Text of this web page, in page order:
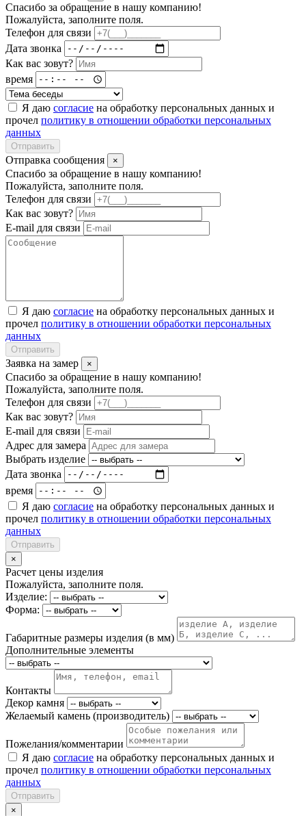
Спасибо за обращение в нашу компанию!
Пожалуйста, заполните поля.
Телефон для связи
Дата звонка
Как вас зовут?
время
Я даю согласие на обработку персональных данных и
прочел политику в отношении обработки персональных
данных
Отправить
Отправка сообщения ×
Спасибо за обращение в нашу компанию!
Пожалуйста, заполните поля.
Телефон для связи
Как вас зовут?
E-mail для связи
Я даю согласие на обработку персональных данных и
прочел политику в отношении обработки персональных
данных
Отправить
Заявка на замер ×
Спасибо за обращение в нашу компанию!
Пожалуйста, заполните поля.
Телефон для связи
Как вас зовут?
E-mail для связи
Адрес для замера
Выбрать изделие
Дата звонка
время
Я даю согласие на обработку персональных данных и
прочел политику в отношении обработки персональных
данных
Отправить
×
Расчет цены изделия
Пожалуйста, заполните поля.
Изделие:
Форма:
Габаритные размеры изделия (в мм)
Дополнительные элементы
Контакты
Декор камня
Желаемый камень (производитель)
Пожелания/комментарии
Я даю согласие на обработку персональных данных и
прочел политику в отношении обработки персональных
данных
Отправить
×